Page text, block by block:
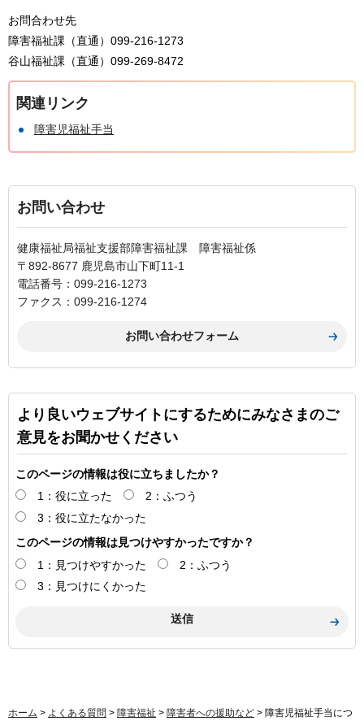
お問合わせ先
障害福祉課（直通）099-216-1273
谷山福祉課（直通）099-269-8472
関連リンク
障害児福祉手当
お問い合わせ
健康福祉局福祉支援部障害福祉課 障害福祉係
〒892-8677 鹿児島市山下町11-1
電話番号：099-216-1273
ファクス：099-216-1274
より良いウェブサイトにするためにみなさまのご
意見をお聞かせください
このページの情報は役に立ちましたか？
1：役に立った
2：ふつう
3：役に立たなかった
このページの情報は見つけやすかったですか？
1：見つけやすかった
2：ふつう
3：見つけにくかった
ホーム > よくある質問 > 障害福祉 > 障害者への援助など > 障害児福祉手当につ